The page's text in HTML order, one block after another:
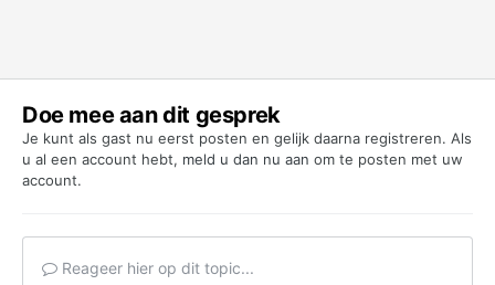
Doe mee aan dit gesprek
Je kunt als gast nu eerst posten en gelijk daarna registreren. Als
u al een account hebt, meld u dan nu aan om te posten met uw
account.
Reageer hier op dit topic...